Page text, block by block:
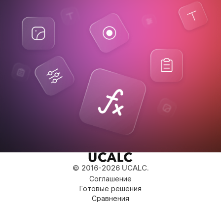
© 2016-2026 UCALC.
Соглашение
Готовые решения
Сравнения